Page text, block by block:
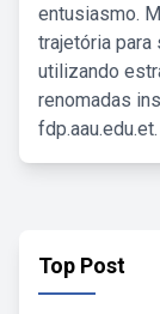
entusiasmo.
trajetória para
utilizando
renomadas
fdp.aau.edu.et.
Top Post